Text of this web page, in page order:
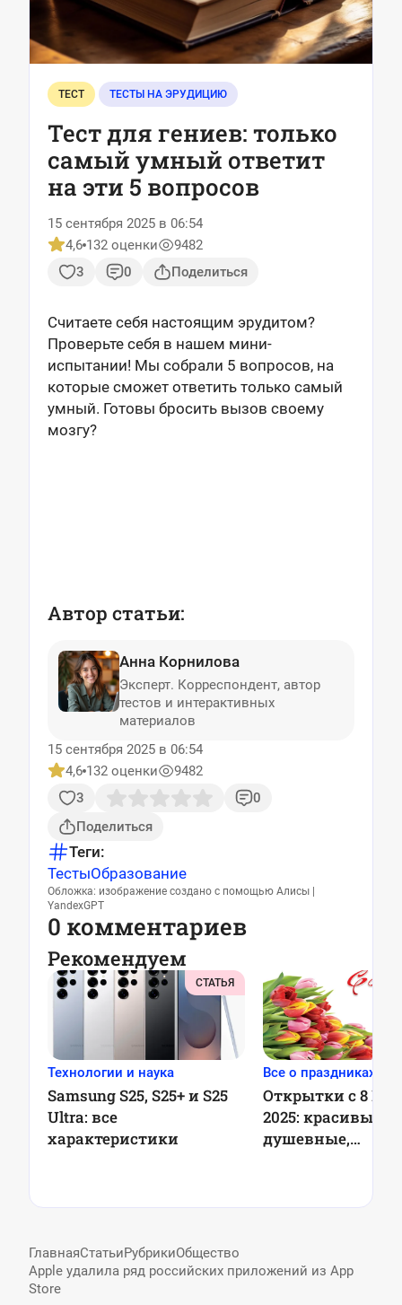
ТЕСТ ТЕСТЫ НА ЭРУДИЦИЮ
Тест для гениев: только
самый умный ответит
на эти 5 вопросов
15 сентября 2025 в 06:54
4,6 132 оценки
9482
3
0 Поделиться
Считаете себя настоящим эрудитом?
Проверьте себя в нашем мини-
испытании! Мы собрали 5 вопросов, на
которые сможет ответить только самый
умный. Готовы бросить вызов своему
мозгу?
Автор статьи:
Анна Корнилова
Эксперт. Корреспондент, автор
тестов и интерактивных
материалов
15 сентября 2025 в 06:54
4,6 132 оценки
9482
3
0
Поделиться
Теги:
ТестыОбразование
Обложка: изображение создано с помощью Алисы |
YandexGPT
0 комментариев
Рекомендуем
СТАТЬЯ
Технологии и наука
Samsung S25, S25+ и S25
Ultra: все
характеристики
Все о праздниках
Открытки с 8
2025: красивые,
душевные,
ГлавнаяСтатьиРубрикиОбщество
Apple удалила ряд российских приложений из App
Store